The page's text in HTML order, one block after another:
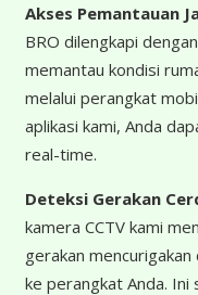
Akses Pemantauan
BRO dilengkapi
memantau kondisi
melalui perangkat
aplikasi kami, Anda
real-time.
Deteksi Gerakan
kamera CCTV kami
gerakan
ke perangkat Anda. Ini